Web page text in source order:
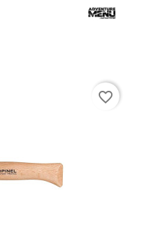
favorite_border